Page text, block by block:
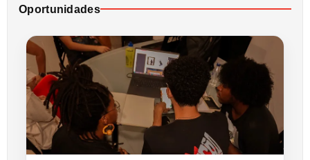
Oportunidades